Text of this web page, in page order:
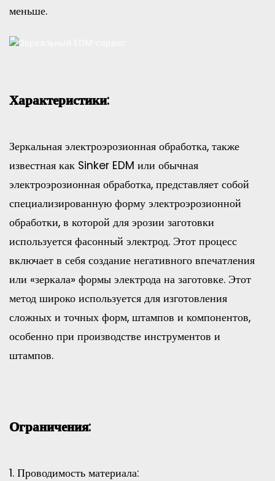
меньше.
Характеристики:
Зеркальная электроэрозионная обработка, также
известная как Sinker EDM или обычная
электроэрозионная обработка, представляет собой
специализированную форму электроэрозионной
обработки, в которой для эрозии заготовки
используется фасонный электрод. Этот процесс
включает в себя создание негативного впечатления
или «зеркала» формы электрода на заготовке. Этот
метод широко используется для изготовления
сложных и точных форм, штампов и компонентов,
особенно при производстве инструментов и
штампов.
Ограничения:
1. Проводимость материала: